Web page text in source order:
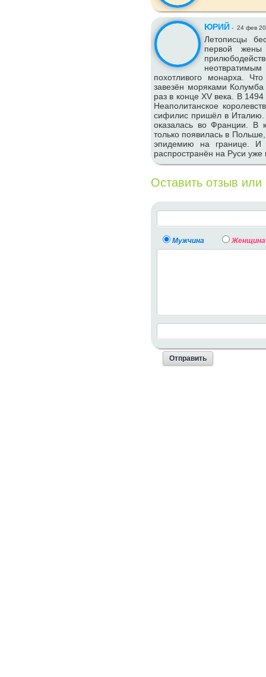
ЮРИЙ - 24 фев
Летописцы
первой
похотливого монарха.
завезён моряками
раз в конце XV века. В
Неаполитанское
сифилис пришёл в Италию.
оказалась во Франции. В
только появилась в
эпидемию на границе.
распространён на Руси уже
Оставить отзыв
Мужчина Женщина